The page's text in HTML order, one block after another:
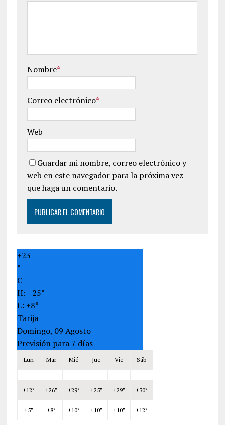
Nombre*
Correo electrónico*
Web
Guardar mi nombre, correo electrónico y
web en este navegador para la próxima vez
que haga un comentario.
+23
°
C
H: +25°
L: +8°
Tarija
Domingo, 09 Agosto
Previsión para 7 días
Lun Mar Mié Jue Vie Sáb
+12° +26° +29° +25° +29° +30°
+5° +8° +10° +10° +10° +12°